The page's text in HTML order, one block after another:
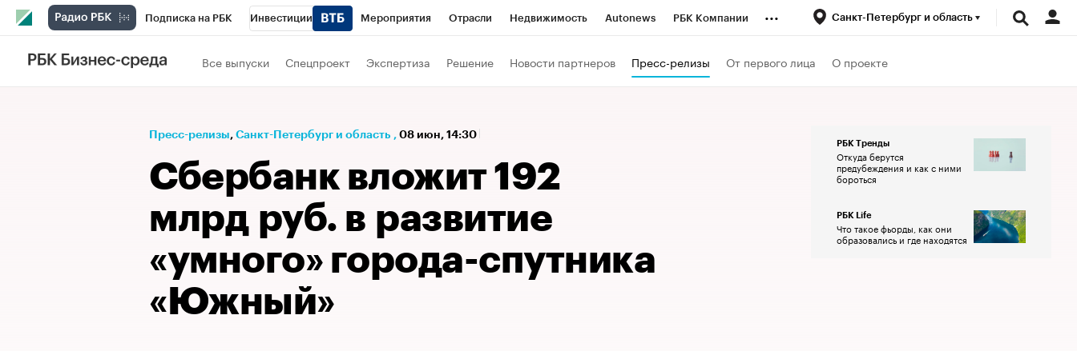
Подписка на РБК Инвестиции Мероприятия Отрасли Недвижимость Autonews РБК Компании
Телеканал
Спецпроекты Проверка контрагентов Экономика Бизнес
Рынок наличной валюты
... Санкт-Петербург и область
Все выпуски Спецпроект Экспертиза Решение Новости партнеров Пресс-релизы От первого лица О проекте
Пресс-релизы⁠, Санкт-Петербург и область , 08 июн, 14:30
Сбербанк вложит 192
млрд руб. в развитие
«умного» города-спутника
«Южный»
РБК Тренды
Откуда берутся
предубеждения и как с ними
бороться
РБК Life
Что такое фьорды, как они
образовались и где находятся